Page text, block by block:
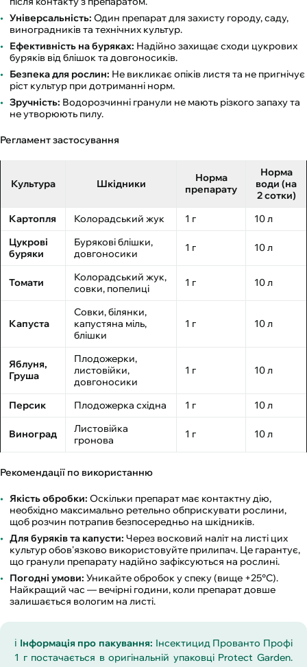
Універсальність: Один препарат для захисту городу, саду,
виноградників та технічних культур.
Ефективність на буряках: Надійно захищає сходи цукрових
буряків від блішок та довгоносиків.
Безпека для рослин: Не викликає опіків листя та не пригнічує
ріст культур при дотриманні норм.
Зручність: Водорозчинні гранули не мають різкого запаху та
не утворюють пилу.
Регламент застосування
Культура Шкідники
Норма
препарату
Норма
води (на
2 сотки)
Картопля
Колорадський жук 1 г
10 л
Цукрові
буряки
Бурякові блішки,
довгоносики
1 г 10 л
Томати
Колорадський жук,
совки, попелиці
1 г 10 л
Капуста
Совки, білянки,
капустяна міль,
блішки
1 г 10 л
Яблуня,
Груша
Плодожерки,
листовійки,
довгоносики
1 г 10 л
Персик Плодожерка східна 1 г 10 л
Виноград
Листовійка
гронова
1 г 10 л
Рекомендації по використанню
Якість обробки: Оскільки препарат має контактну дію,
необхідно максимально ретельно обприскувати рослини,
щоб розчин потрапив безпосередньо на шкідників.
Для буряків та капусти: Через восковий наліт на листі цих
культур обов'язково використовуйте прилипач. Це гарантує,
що гранули препарату надійно зафіксуються на рослині.
Погодні умови: Уникайте обробок у спеку (вище +25°C).
Найкращий час — вечірні години, коли препарат довше
залишається вологим на листі.
ℹ️ Інформація про пакування: Інсектицид Прованто Профі
1 г постачається в оригінальній упаковці Protect Garden.